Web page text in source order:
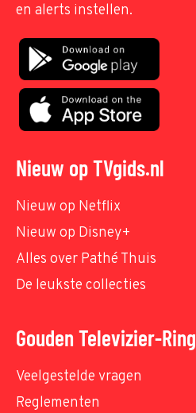
en alerts instellen.
Nieuw op TVgids.nl
Nieuw op Netflix
Nieuw op Disney+
Alles over Pathé Thuis
De leukste collecties
Gouden Televizier-Ring
Veelgestelde vragen
Reglementen